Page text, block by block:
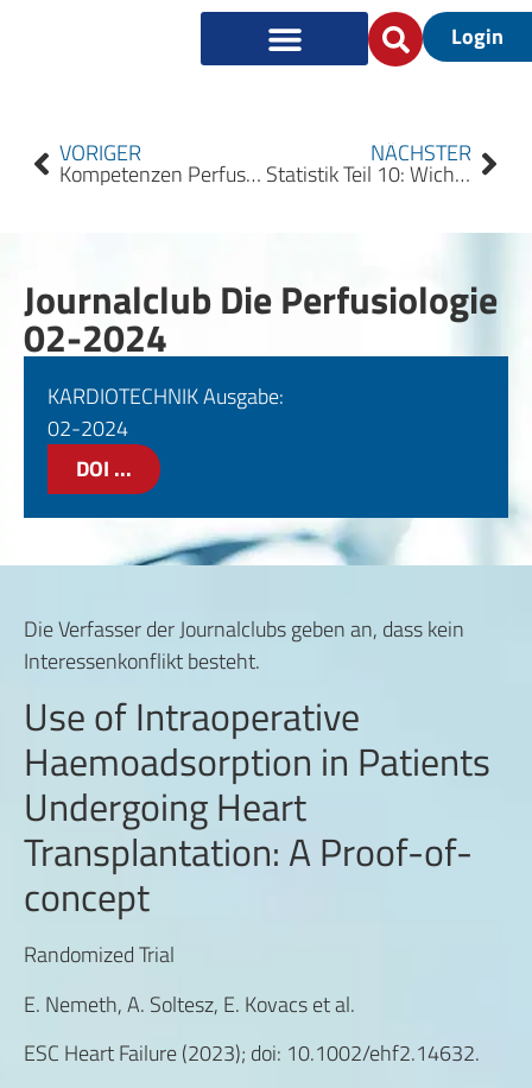
Login
VORIGER
Kompetenzen Perfusiologie und technische Medizin 2030
NÄCHSTER
Statistik Teil 10: Wichtige Tests für nominale Merkmale
Journalclub Die Perfusiologie
02-2024
KARDIOTECHNIK Ausgabe:
02-2024
DOI ...
Die Verfasser der Journalclubs geben an, dass kein
Interessenkonflikt besteht.
Use of Intraoperative
Haemoadsorption in Patients
Undergoing Heart
Transplantation: A Proof-of-
concept
Randomized Trial
E. Nemeth, A. Soltesz, E. Kovacs et al.
ESC Heart Failure (2023); doi: 10.1002/ehf2.14632.